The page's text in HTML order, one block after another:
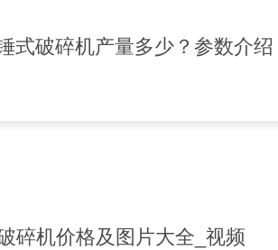
式破碎机产量多少？参数介绍
碎机价格及图片大全_视频